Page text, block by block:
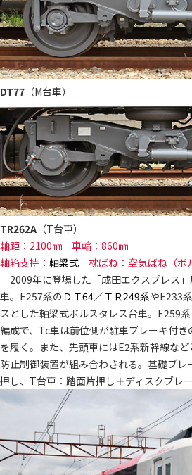
DT77 （M台車）
TR262A （T台車）
軸距：2100㎜ 車輪：860㎜
軸箱支持： 軸梁式 枕ばね：空気ばね（ボ
2009年に登場した「成田エクスプレス
車。E257系の ＤＴ64／ＴＲ249系やE233
スとした軸梁式ボルスタレス台車。E259
編成で、Tc車は前位側が駐車ブレーキ付
を履く。また、先頭車にはE2系新幹線な
防止制御装置が組み合わされる。基礎ブレ
押し、T台車：踏面片押し＋ディスクブレ